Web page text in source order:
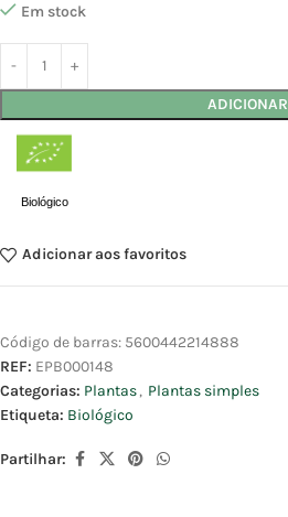
Em stock
ADICIONAR
Biológico
Adicionar aos favoritos
Código de barras: 5600442214888
REF: EPB000148
Categorias: Plantas, Plantas simples
Etiqueta: Biológico
Partilhar: